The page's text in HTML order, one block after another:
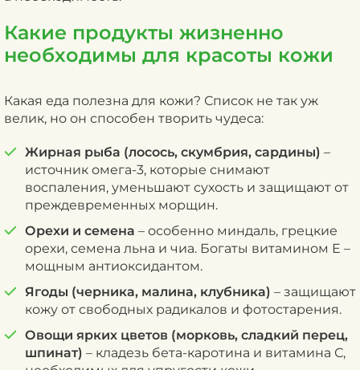
Какие продукты жизненно
необходимы для красоты кожи
Какая еда полезна для кожи? Список не так уж
велик, но он способен творить чудеса:
Жирная рыба (лосось, скумбрия, сардины) –
источник омега-3, которые снимают
воспаления, уменьшают сухость и защищают от
преждевременных морщин.
Орехи и семена – особенно миндаль, грецкие
орехи, семена льна и чиа. Богаты витамином Е –
мощным антиоксидантом.
Ягоды (черника, малина, клубника) – защищают
кожу от свободных радикалов и фотостарения.
Овощи ярких цветов (морковь, сладкий перец,
шпинат) – кладезь бета-каротина и витамина С,